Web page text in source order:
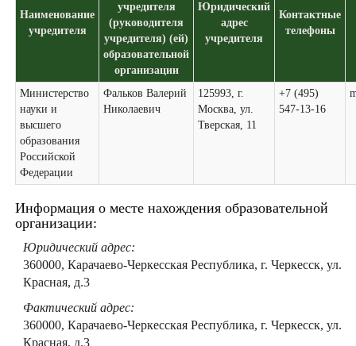
Наименование
учредителя
учредителя
(руководителя
учредителя) (ей)
образовательной
организации
Юридический
адрес
учредителя
Контактные
телефоны
Министерство
науки и
высшего
образования
Российской
Федерации
Фальков Валерий
Николаевич
125993, г.
Москва, ул.
Тверская, 11
+7 (495)
547-13-16
Информация о месте нахождения образовательной
организации:
Юридический адрес:
360000, Карачаево-Черкесская Республика, г. Черкесск, ул.
Красная, д.3
Фактический адрес:
360000, Карачаево-Черкесская Республика, г. Черкесск, ул.
Красная, д.3